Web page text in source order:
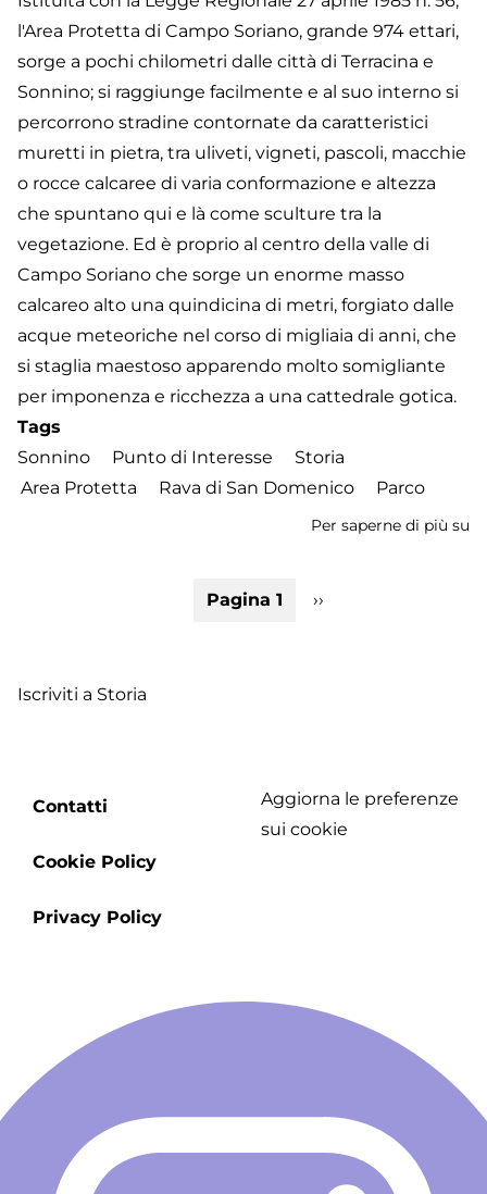
l'Area Protetta di Campo Soriano, grande 974 ettari,
sorge a pochi chilometri dalle città di Terracina e
Sonnino; si raggiunge facilmente e al suo interno si
percorrono stradine contornate da caratteristici
muretti in pietra, tra uliveti, vigneti, pascoli, macchie
o rocce calcaree di varia conformazione e altezza
che spuntano qui e là come sculture tra la
vegetazione. Ed è proprio al centro della valle di
Campo Soriano che sorge un enorme masso
calcareo alto una quindicina di metri, forgiato dalle
acque meteoriche nel corso di migliaia di anni, che
si staglia maestoso apparendo molto somigliante
per imponenza e ricchezza a una cattedrale gotica.
Tags
Sonnino
Punto di Interesse
Storia
Area Protetta
Rava di San Domenico Parco
Per saperne di più su
Pagina 1
Pagina
››
Iscriviti a Storia
Footer
Contatti
Cookie Policy
Privacy Policy
Aggiorna le preferenze
sui cookie